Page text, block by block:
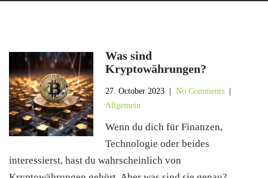
Was sind
Kryptowährungen?
27. October 2023 |No Comments
Allgemein
Wenn du dich für Finanzen,
Technologie oder beides
interessierst, hast du wahrscheinlich von